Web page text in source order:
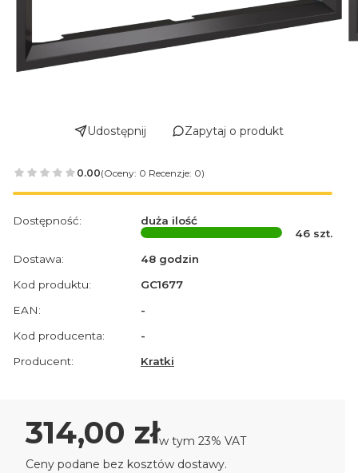
Udostępnij Zapytaj o produkt
0.00(Oceny: 0 Recenzje: 0)
Dostępność:
duża ilość
46 szt.
Dostawa:
48 godzin
Kod produktu:
GC1677
EAN:
-
Kod producenta:
-
Producent:
Kratki
Cena
314,00 złw tym 23% VAT
w tym 23% VAT
Ceny podane bez kosztów dostawy.